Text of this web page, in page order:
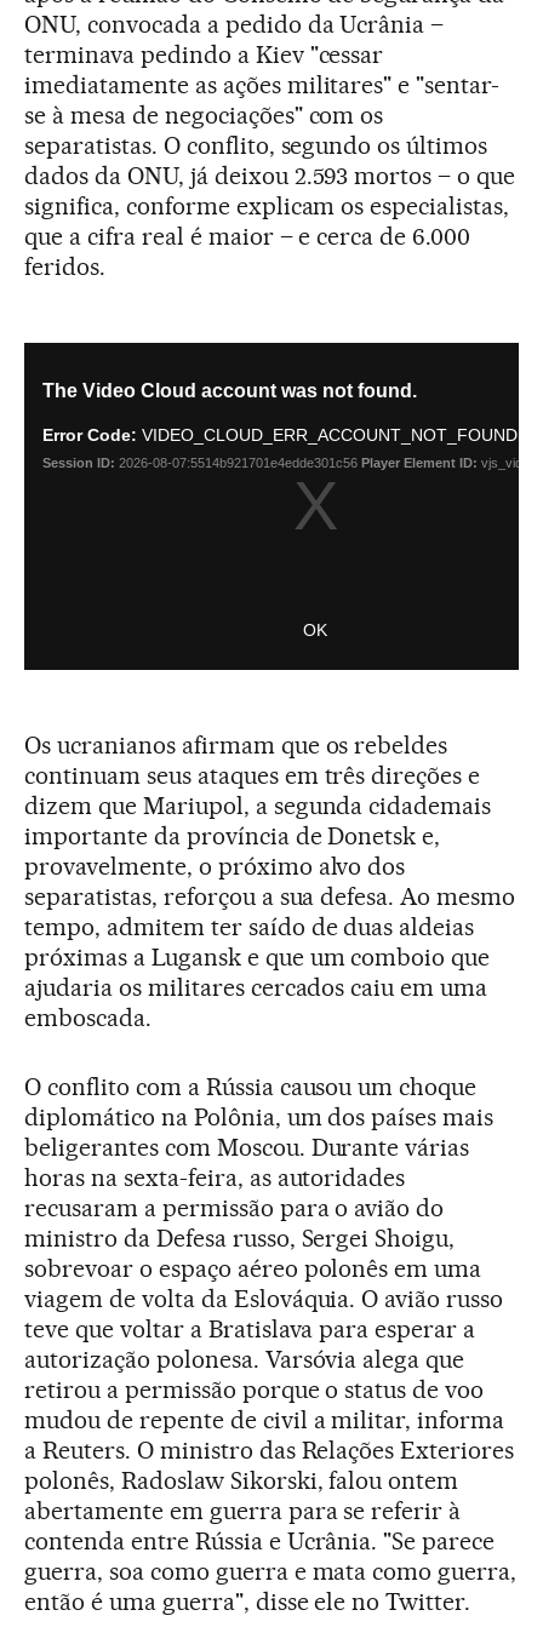
ONU, convocada a pedido da Ucrânia –
terminava pedindo a Kiev "cessar
imediatamente as ações militares" e "sentar-
se à mesa de negociações" com os
separatistas. O conflito, segundo os últimos
dados da ONU, já deixou 2.593 mortos – o que
significa, conforme explicam os especialistas,
que a cifra real é maior – e cerca de 6.000
feridos.
Os ucranianos afirmam que os rebeldes
continuam seus ataques em três direções e
dizem que Mariupol, a segunda cidademais
importante da província de Donetsk e,
provavelmente, o próximo alvo dos
separatistas, reforçou a sua defesa. Ao mesmo
tempo, admitem ter saído de duas aldeias
próximas a Lugansk e que um comboio que
ajudaria os militares cercados caiu em uma
emboscada.
O conflito com a Rússia causou um choque
diplomático na Polônia, um dos países mais
beligerantes com Moscou. Durante várias
horas na sexta-feira, as autoridades
recusaram a permissão para o avião do
ministro da Defesa russo, Sergei Shoigu,
sobrevoar o espaço aéreo polonês em uma
viagem de volta da Eslováquia. O avião russo
teve que voltar a Bratislava para esperar a
autorização polonesa. Varsóvia alega que
retirou a permissão porque o status de voo
mudou de repente de civil a militar, informa
a Reuters. O ministro das Relações Exteriores
polonês, Radoslaw Sikorski, falou ontem
abertamente em guerra para se referir à
contenda entre Rússia e Ucrânia. "Se parece
guerra, soa como guerra e mata como guerra,
então é uma guerra", disse ele no Twitter.